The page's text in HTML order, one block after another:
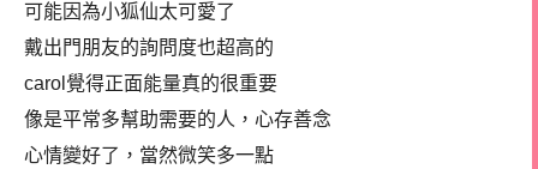
可能因為小狐仙太可愛了
戴出門朋友的詢問度也超高的
carol覺得正面能量真的很重要
像是平常多幫助需要的人，心存善念
心情變好了，當然微笑多一點